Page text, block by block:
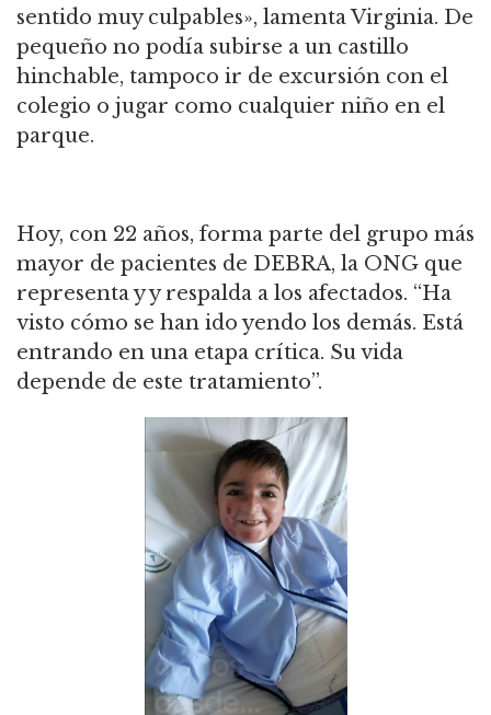
sentido muy culpables», lamenta Virginia. De
pequeño no podía subirse a un castillo
hinchable, tampoco ir de excursión con el
colegio o jugar como cualquier niño en el
parque.
Hoy, con 22 años, forma parte del grupo más
mayor de pacientes de DEBRA, la ONG que
representa y y respalda a los afectados. “Ha
visto cómo se han ido yendo los demás. Está
entrando en una etapa crítica. Su vida
depende de este tratamiento”.